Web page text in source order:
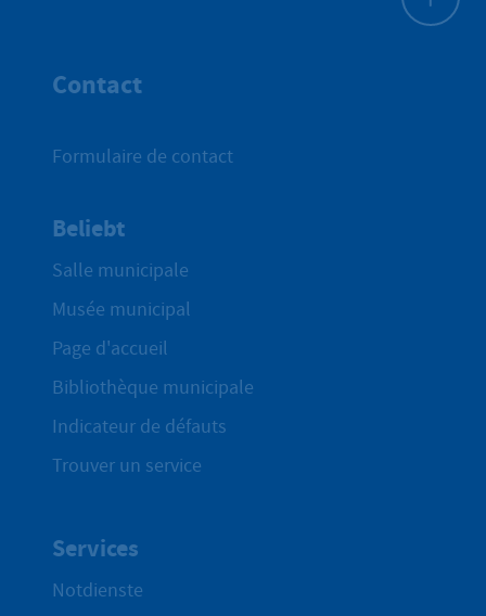
Contact
Formulaire de contact
Beliebt
Salle municipale
Musée municipal
Page d'accueil
Bibliothèque municipale
Indicateur de défauts
Trouver un service
Services
Notdienste